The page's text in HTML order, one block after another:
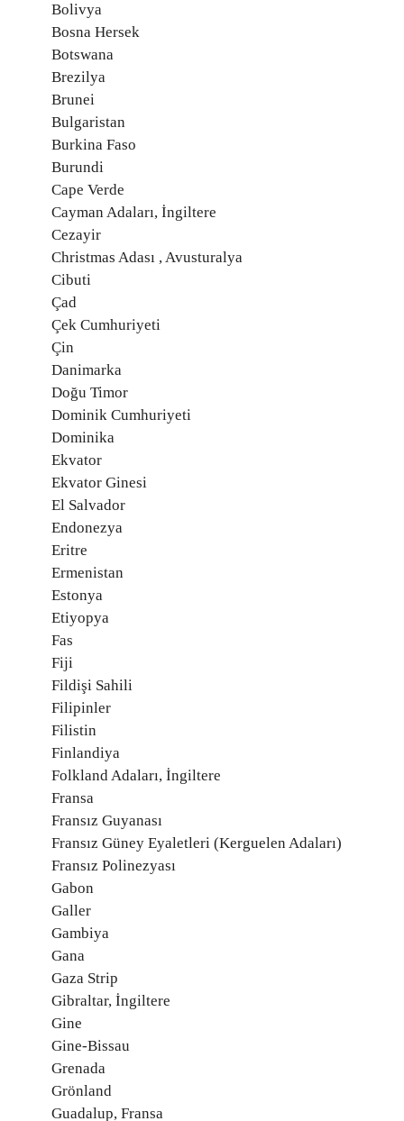
Bolivya
Bosna Hersek
Botswana
Brezilya
Brunei
Bulgaristan
Burkina Faso
Burundi
Cape Verde
Cayman Adaları, İngiltere
Cezayir
Christmas Adası , Avusturalya
Cibuti
Çad
Çek Cumhuriyeti
Çin
Danimarka
Doğu Timor
Dominik Cumhuriyeti
Dominika
Ekvator
Ekvator Ginesi
El Salvador
Endonezya
Eritre
Ermenistan
Estonya
Etiyopya
Fas
Fiji
Fildişi Sahili
Filipinler
Filistin
Finlandiya
Folkland Adaları, İngiltere
Fransa
Fransız Guyanası
Fransız Güney Eyaletleri (Kerguelen Adaları)
Fransız Polinezyası
Gabon
Galler
Gambiya
Gana
Gaza Strip
Gibraltar, İngiltere
Gine
Gine-Bissau
Grenada
Grönland
Guadalup, Fransa